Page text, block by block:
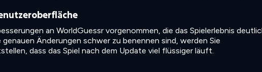
an WorldGuessr vorgenommen, die das Spielerlebnis
Änderungen schwer zu benennen sind, werden Sie
dass das Spiel nach dem Update viel flüssiger läuft.